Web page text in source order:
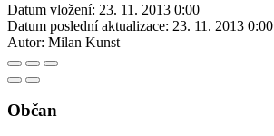
Datum vložení: 23. 11. 2013 0:00
Datum poslední aktualizace: 23. 11. 2013 0:00
Autor: Milan Kunst
Občan